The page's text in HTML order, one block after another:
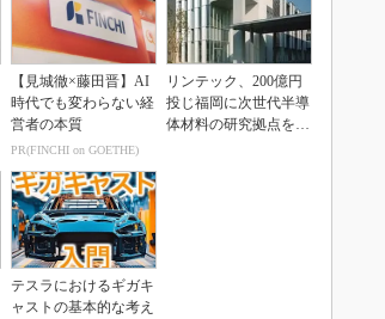
【見城徹×藤田晋】AI
時代でも変わらない経
営者の本質
PR(FINCHI on GOETHE)
リンテック、200億円
投じ福岡に次世代半導
体材料の研究拠点を開
テスラにおけるギガキ
ャストの基本的な考え